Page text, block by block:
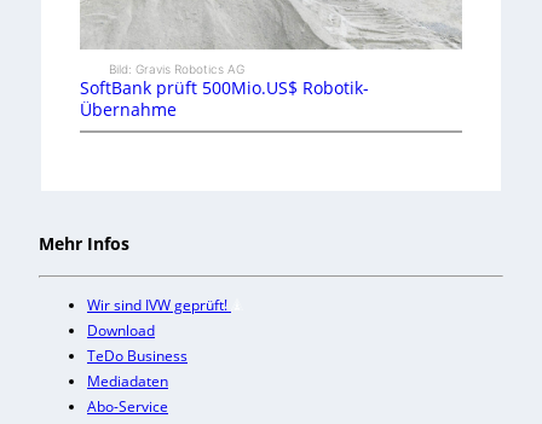
Bild: Gravis Robotics AG
SoftBank prüft 500Mio.US$ Robotik-
Übernahme
Mehr Infos
Wir sind IVW geprüft!
Download
TeDo Business
Mediadaten
Abo-Service